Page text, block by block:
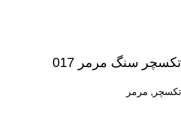
تکسچر سنگ مرمر 017
تکسچر , مرمر